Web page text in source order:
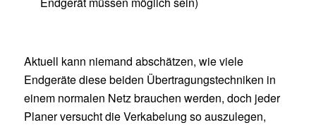
Aktuell kann niemand abschätzen, wie viele
Endgeräte diese beiden Übertragungstechniken in
einem normalen Netz brauchen werden, doch jeder
Planer versucht die Verkabelung so auszulegen,